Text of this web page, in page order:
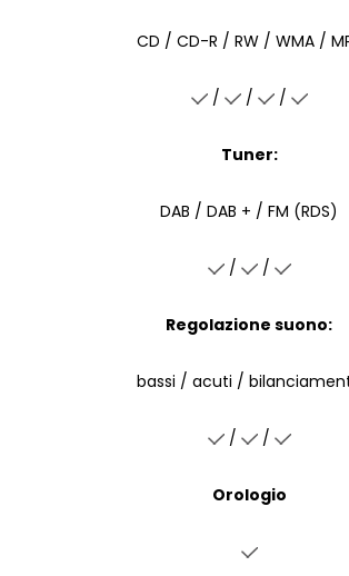
CD / CD-R / RW / WMA /
/ / /
Tuner:
DAB / DAB + / FM (RDS)
/ /
Regolazione suono:
bassi / acuti /
/ /
Orologio